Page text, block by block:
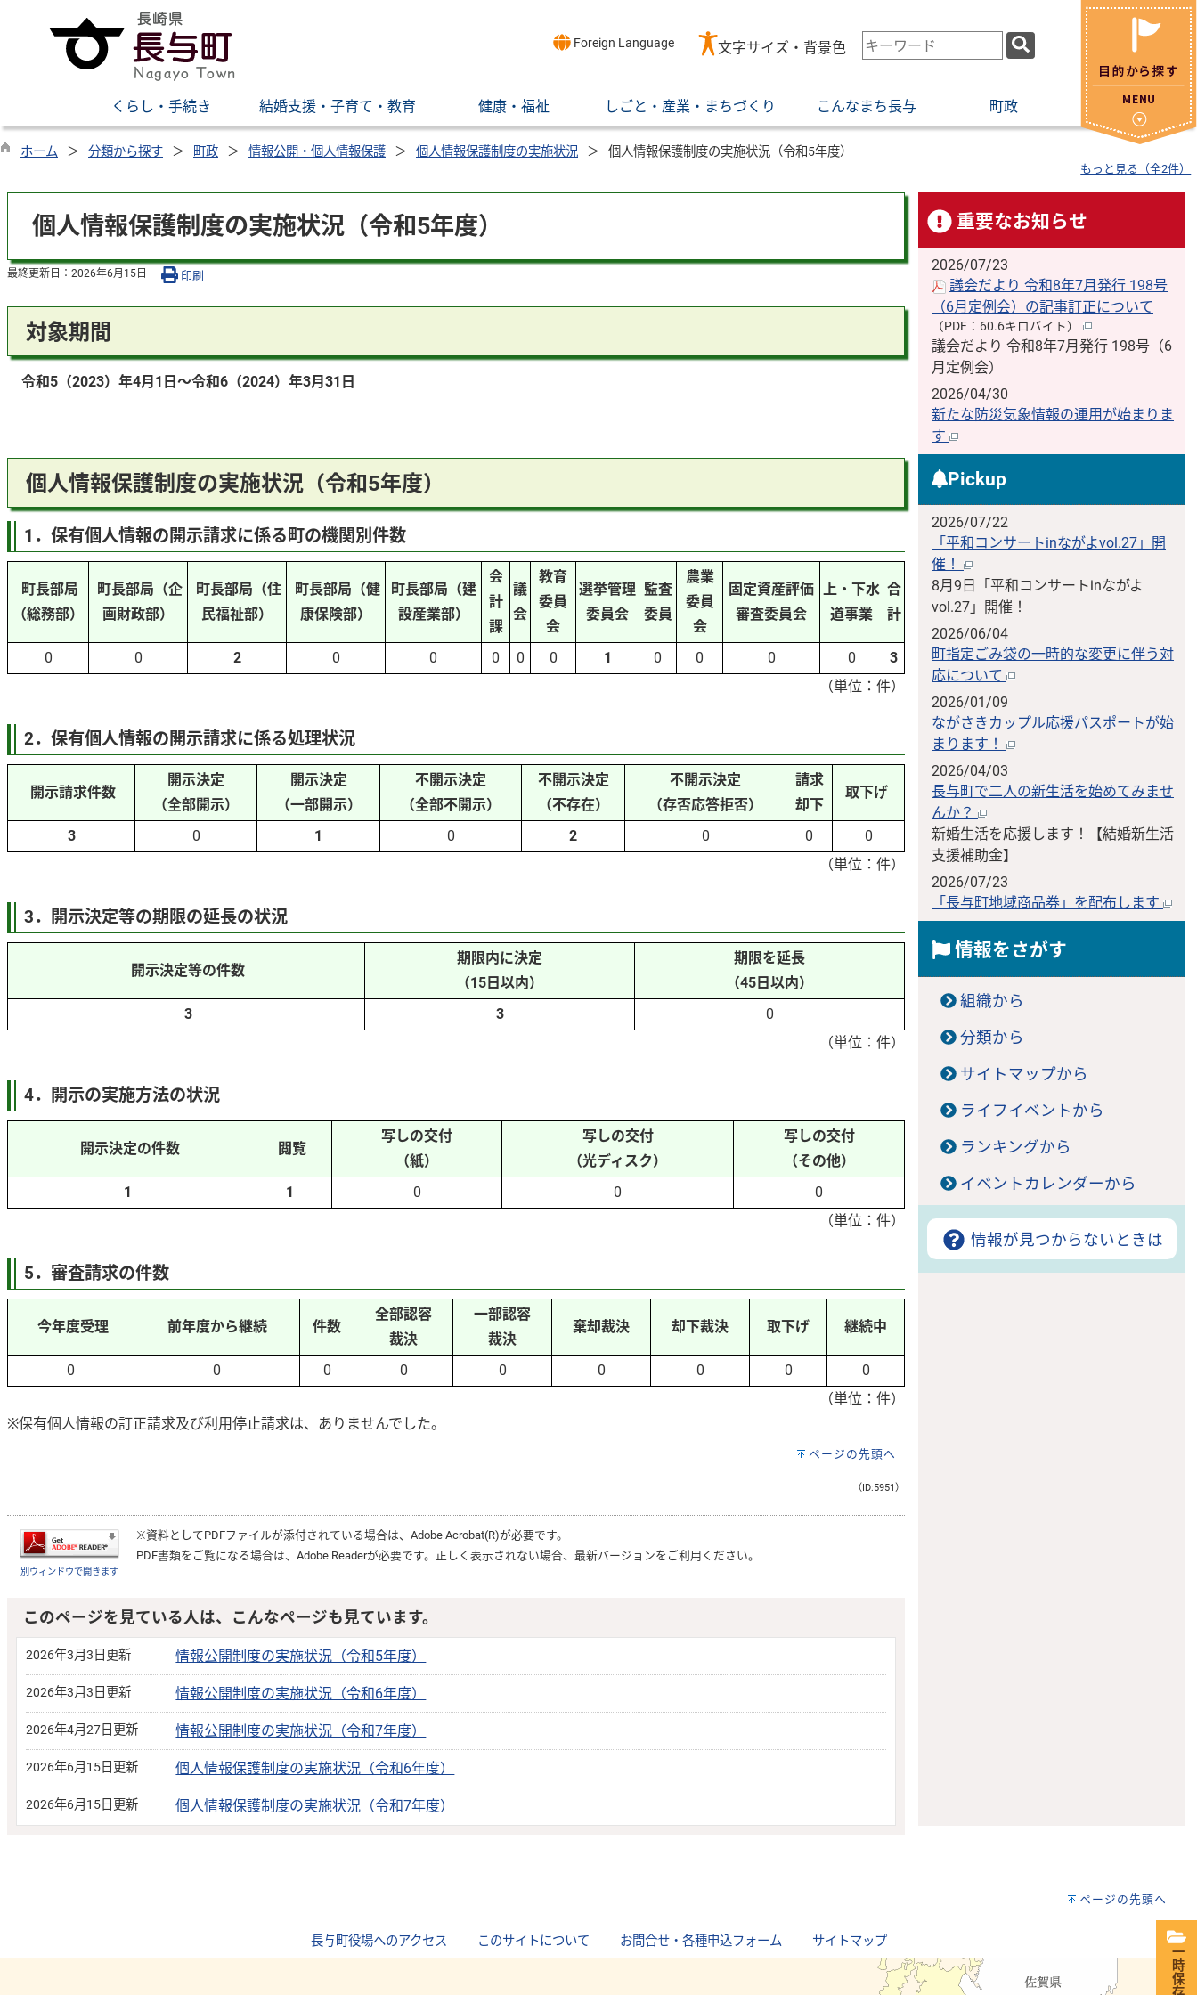
Foreign Language 文字サイズ・背景色
検
索
ー
ワ
くらし・手続き 結婚支援・子育て・教育 健康・福祉 しごと・産業・まちづくり こんなまち長与 町政
ホーム 分類から探す 町政 情報公開・個人情報保護 個人情報保護制度の実施状況 個人情報保護制度の実施状況（令和5年度）
もっと見る（全2件）
個人情報保護制度の実施状況（令和5年度）
最終更新日： 2026年6月15日 印刷
対象期間
令和5（2023）年4月1日～令和6（2024）年3月31日
個人情報保護制度の実施状況（令和5年度）
1．保有個人情報の開示請求に係る町の機関別件数
（単位：件）
町長部局
（総務部）
町長部局（企
画財政部）
町長部局（住
民福祉部）
町長部局（健
康保険部）
町長部局（建
設産業部）
会
計
課
議
会
教育
委員
会
選挙管理
委員会
監査
委員
農業
委員
会
固定資産評価
審査委員会
上・下水
道事業
合
計
0 0 2 0 0 0 0 0 1 0 0 0 0 3
2．保有個人情報の開示請求に係る処理状況
（単位：件）
開示請求件数
開示決定
（全部開示）
開示決定
（一部開示）
不開示決定
（全部不開示）
不開示決定
（不存在）
不開示決定
（存否応答拒否）
請求
却下
取下げ
3 0 1 0 2 0 0 0
3．開示決定等の期限の延長の状況
（単位：件）
開示決定等の件数
期限内に決定
（15日以内）
期限を延長
（45日以内）
3
3 0
4．開示の実施方法の状況
（単位：件）
開示決定の件数 閲覧
写しの交付
（紙）
写しの交付
（光ディスク）
写しの交付
（その他）
1
1 0 0 0
5．審査請求の件数
（単位：件）
今年度受理 前年度から継続 件数
全部認容
裁決
一部認容
裁決
棄却裁決 却下裁決 取下げ 継続中
0 0 0 0 0 0 0 0 0
※保有個人情報の訂正請求及び利用停止請求は、ありませんでした。
ページの先頭へ
（ID:5951）
別ウィンドウで開きます
※資料としてPDFファイルが添付されている場合は、 Adobe Acrobat(R)が必要です。
PDF書類をご覧になる場合は、 Adobe Readerが必要です。正しく表示されない場合、最新バージョンをご利用ください。
このページを見ている人は、こんなページも見ています。
2026年3月3日更新 情報公開制度の実施状況（令和5年度）
2026年3月3日更新 情報公開制度の実施状況（令和6年度）
2026年4月27日更新 情報公開制度の実施状況（令和7年度）
2026年6月15日更新 個人情報保護制度の実施状況（令和6年度）
2026年6月15日更新 個人情報保護制度の実施状況（令和7年度）
重要なお知らせ
2026/07/23
議会だより 令和8年7月発行 198号
（6月定例会）の記事訂正について
（PDF：60.6キロバイト）
議会だより 令和8年7月発行 198号（6
月定例会）
2026/04/30
新たな防災気象情報の運用が始まりま
す
Pickup
2026/07/22
「平和コンサートinながよvol.27」開
催！
8月9日「平和コンサートinながよ
vol.27」開催！
2026/06/04
町指定ごみ袋の一時的な変更に伴う対
応について
2026/01/09
ながさきカップル応援パスポートが始
まります！
2026/04/03
長与町で二人の新生活を始めてみませ
んか？
新婚生活を応援します！【結婚新生活
支援補助金】
2026/07/23
「長与町地域商品券」を配布します
情報をさがす
組織から
分類から
サイトマップから
ライフイベントから
ランキングから
イベントカレンダーから
情報が見つからないときは
ページの先頭へ
長与町役場へのアクセス このサイトについて お問合せ・各種申込フォーム サイトマップ
一時保存